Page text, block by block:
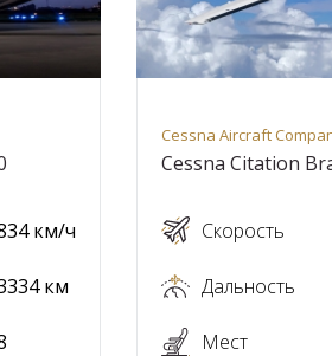
км/ч
км
Cessna Aircraft
Cessna Citation
Скорость
Дальность
Мест